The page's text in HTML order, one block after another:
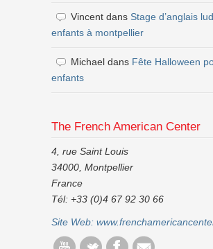
Vincent dans Stage d’anglais
enfants à montpellier
Michael dans Fête Halloween
enfants
The French American Center
4, rue Saint Louis
34000, Montpellier
France
Tél: +33 (0)4 67 92 30 66
Site Web: